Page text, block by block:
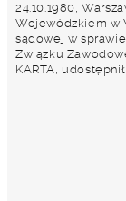
24.10.1980,
Wojewódzkiem w
sądowej w
Związku
KARTA,